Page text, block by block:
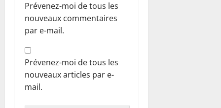
Prévenez-moi de tous les
nouveaux commentaires
par e-mail.
Prévenez-moi de tous les
nouveaux articles par e-
mail.